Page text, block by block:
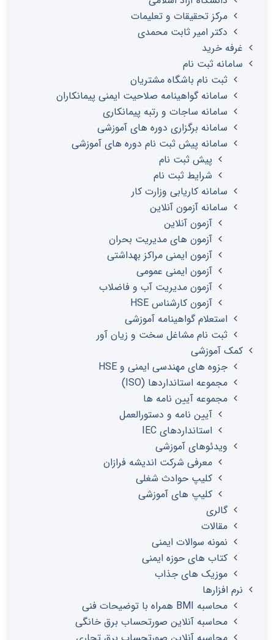
مرکز تحقیقات و تعلیمات
دکتر امیر ثابت محمدی
غرفه خرید
سامانه ثبت نام
ثبت نام باشگاه مشتریان
سامانه گواهینامه صلاحیت ایمنی پیمانکاران
سامانه ساجات و رتبه پیمانکاری
سامانه برگزاری دوره های آموزشی
سامانه پیش ثبت نام دوره های آموزشی
پیش ثبت نام
شرایط ثبت نام
سامانه کاریابی وزارت کار
سامانه آزمون آنلاین
آزمون آنلاین
آزمون های مدیریت بحران
آزمون ایمنی مراکز بهداشتی
آزمون ایمنی عمومی
آزمون مدیریت آب و فاضلاب
آزمون کارشناس HSE
استعلام گواهینامه آموزشی
ثبت نام مشاغل سخت و زیان آور
کمک آموزشی
جزوه های مهندسی ایمنی و HSE
مجموعه استانداردها (ISO)
مجموعه آیین نامه ها
آیین نامه و دستورالعمل
استانداردهای IEC
ویدئوهای آموزشی
معرفی شرکت اندیشه فرازان
کلیپ حوادث شغلی
کلیپ های آموزشی
گالری
مقالات
نمونه سوالات ایمنی
کتاب های حوزه ایمنی
موزیک های جذاب
نرم افزارها
محاسبه BMI همراه با توضیحات فنی
محاسبه آنلاین صورتحساب برق خانگی